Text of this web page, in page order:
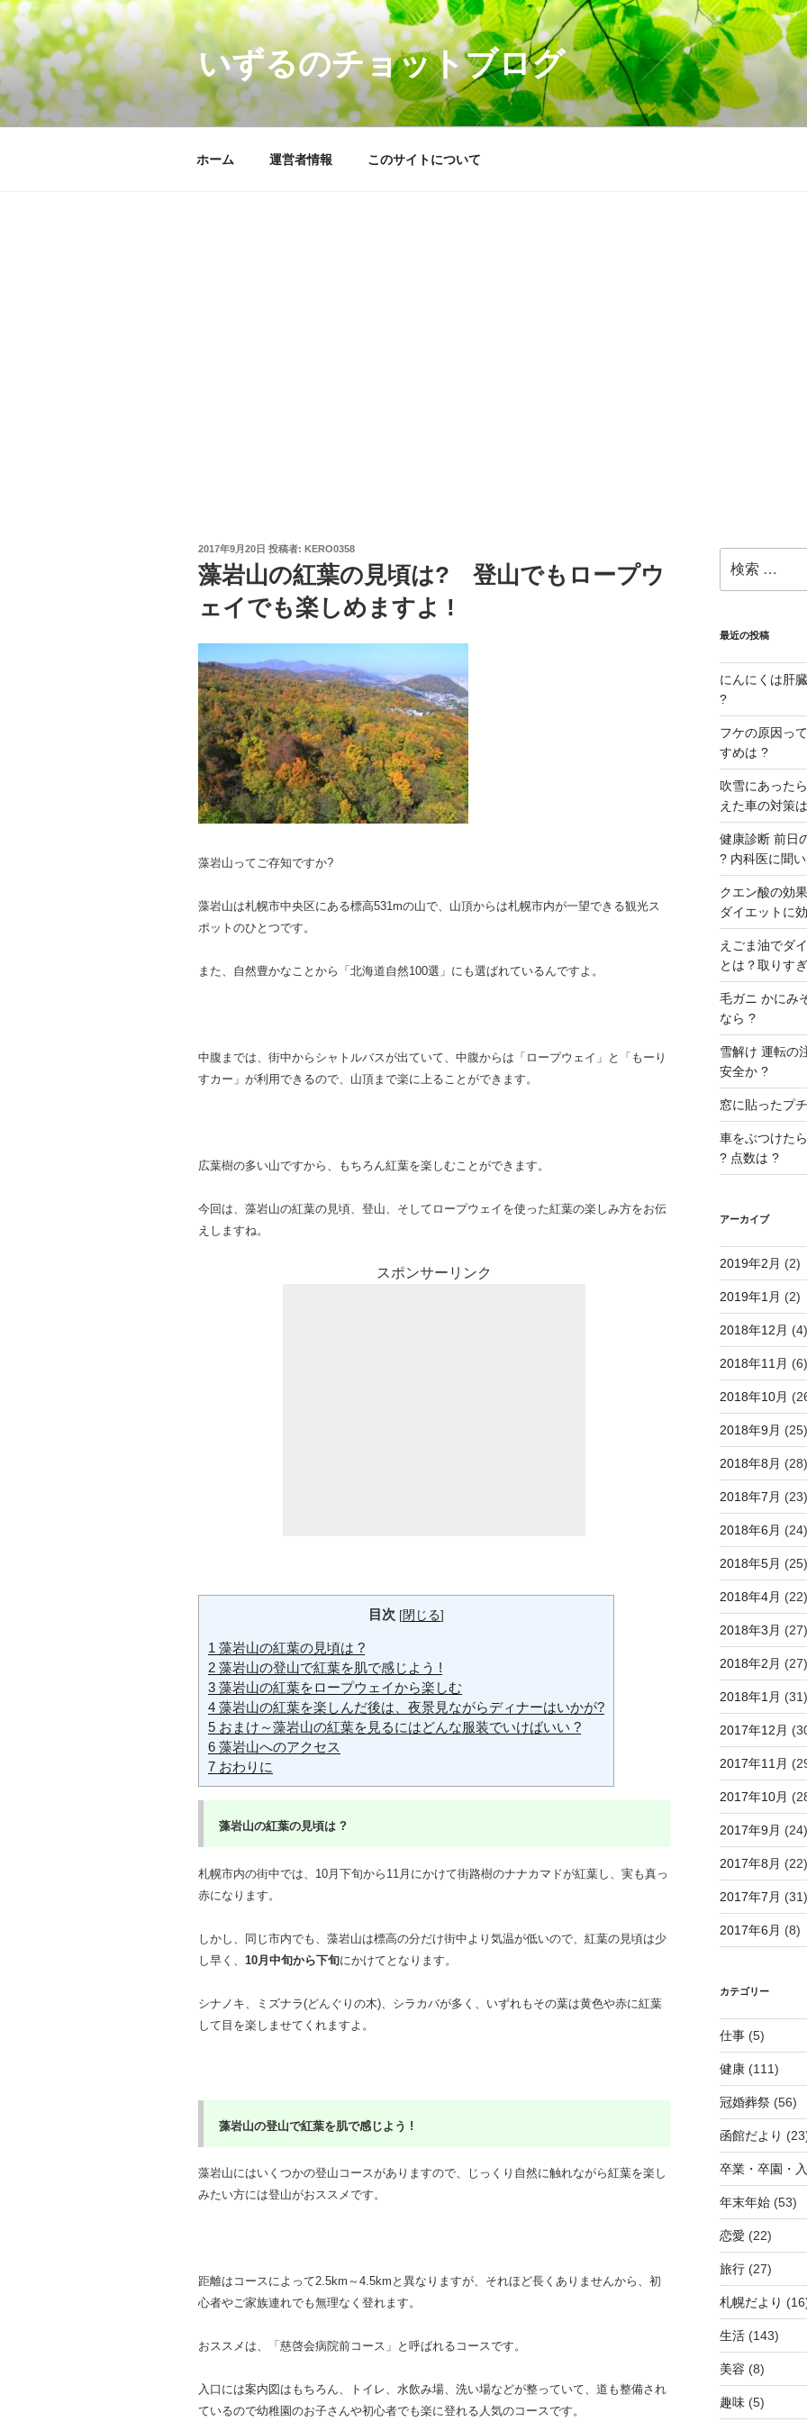
コ
テ
ン
ツ
へ
いずるのチョットブログ
ホーム 運営者情報 このサイトについて
投
稿
日:
2017年9月20日 投稿者: KERO0358
藻岩山の紅葉の見頃は? 登山でもロープウ
ェイでも楽しめますよ !
藻岩山ってご存知ですか?
藻岩山は札幌市中央区にある標高531mの山で、山頂からは札幌市内が一望できる観光ス
ポットのひとつです。
また、自然豊かなことから「北海道自然100選」にも選ばれているんですよ。
中腹までは、街中からシャトルバスが出ていて、中腹からは「ロープウェイ」と「もーり
すカー」が利用できるので、山頂まで楽に上ることができます。
広葉樹の多い山ですから、もちろん紅葉を楽しむことができます。
今回は、藻岩山の紅葉の見頃、登山、そしてロープウェイを使った紅葉の楽しみ方をお伝
えしますね。
スポンサーリンク
目次 [閉じる]
1 藻岩山の紅葉の見頃は ?
2 藻岩山の登山で紅葉を肌で感じよう !
3 藻岩山の紅葉をロープウェイから楽しむ
4 藻岩山の紅葉を楽しんだ後は、夜景見ながらディナーはいかが?
5 おまけ～藻岩山の紅葉を見るにはどんな服装でいけばいい ?
6 藻岩山へのアクセス
7 おわりに
藻岩山の紅葉の見頃は?
札幌市内の街中では、10月下旬から11月にかけて街路樹のナナカマドが紅葉し、実も真っ
赤になります。
しかし、同じ市内でも、藻岩山は標高の分だけ街中より気温が低いので、紅葉の見頃は少
し早く、 10月中旬から下旬にかけてとなります。
シナノキ、ミズナラ(どんぐりの木)、シラカバが多く、いずれもその葉は黄色や赤に紅葉
して目を楽しませてくれますよ。
藻岩山の登山で紅葉を肌で感じよう !
藻岩山にはいくつかの登山コースがありますので、じっくり自然に触れながら紅葉を楽し
みたい方には登山がおススメです。
距離はコースによって2.5km～4.5kmと異なりますが、それほど長くありませんから、初
心者やご家族連れでも無理なく登れます。
おススメは、「慈啓会病院前コース」と呼ばれるコースです。
入口には案内図はもちろん、トイレ、水飲み場、洗い場などが整っていて、道も整備され
ているので幼稚園のお子さんや初心者でも楽に登れる人気のコースです。
索:
最近の投稿
にんにくは肝
?
フケの原因っ
すめは ?
吹雪にあった
えた車の対策
健康診断 前日
? 内科医に聞
クエン酸の効
ダイエットに
えごま油でダ
とは？取りす
毛ガニ かにみ
なら ?
雪解け 運転の
安全か ?
窓に貼ったプ
車をぶつけた
? 点数は ?
アーカイブ
2019年2月 (2)
2019年1月 (2)
2018年12月 (4)
2018年11月 (6)
2018年10月
2018年9月 (25)
2018年8月 (28)
2018年7月 (23)
2018年6月 (24)
2018年5月 (25)
2018年4月 (22)
2018年3月 (27)
2018年2月 (27)
2018年1月 (31)
2017年12月
2017年11月
2017年10月
2017年9月 (24)
2017年8月 (22)
2017年7月 (31)
2017年6月 (8)
カテゴリー
仕事(5)
健康(111)
冠婚葬祭(56)
函館だより
卒業・卒園・
年末年始(53)
恋愛 (22)
旅行(27)
札幌だより
生活(143)
美容 (8)
趣味(5)